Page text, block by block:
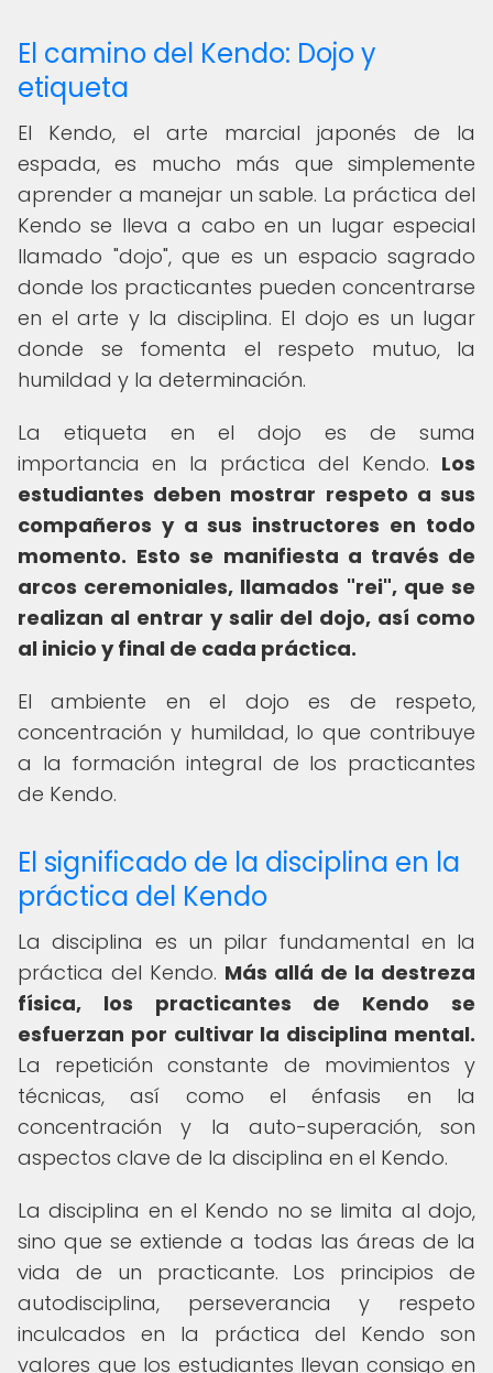
El camino del Kendo: Dojo y
etiqueta
El Kendo, el arte marcial japonés de la
espada, es mucho más que simplemente
aprender a manejar un sable. La práctica del
Kendo se lleva a cabo en un lugar especial
llamado "dojo", que es un espacio sagrado
donde los practicantes pueden concentrarse
en el arte y la disciplina. El dojo es un lugar
donde se fomenta el respeto mutuo, la
humildad y la determinación.
La etiqueta en el dojo es de suma
importancia en la práctica del Kendo. Los
estudiantes deben mostrar respeto a sus
compañeros y a sus instructores en todo
momento. Esto se manifiesta a través de
arcos ceremoniales, llamados "rei", que se
realizan al entrar y salir del dojo, así como
al inicio y final de cada práctica.
El ambiente en el dojo es de respeto,
concentración y humildad, lo que contribuye
a la formación integral de los practicantes
de Kendo.
El significado de la disciplina en la
práctica del Kendo
La disciplina es un pilar fundamental en la
práctica del Kendo. Más allá de la destreza
física, los practicantes de Kendo se
esfuerzan por cultivar la disciplina mental.
La repetición constante de movimientos y
técnicas, así como el énfasis en la
concentración y la auto-superación, son
aspectos clave de la disciplina en el Kendo.
La disciplina en el Kendo no se limita al dojo,
sino que se extiende a todas las áreas de la
vida de un practicante. Los principios de
autodisciplina, perseverancia y respeto
inculcados en la práctica del Kendo son
valores que los estudiantes llevan consigo en